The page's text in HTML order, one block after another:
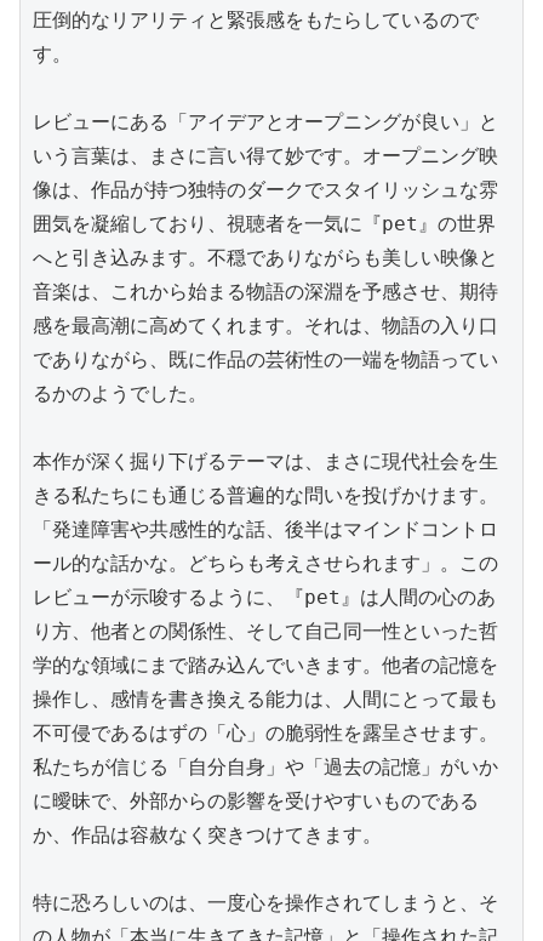
圧倒的なリアリティと緊張感をもたらしているので
す。
レビューにある「アイデアとオープニングが良い」と
いう言葉は、まさに言い得て妙です。オープニング映
像は、作品が持つ独特のダークでスタイリッシュな雰
囲気を凝縮しており、視聴者を一気に『pet』の世界
へと引き込みます。不穏でありながらも美しい映像と
音楽は、これから始まる物語の深淵を予感させ、期待
感を最高潮に高めてくれます。それは、物語の入り口
でありながら、既に作品の芸術性の一端を物語ってい
るかのようでした。
本作が深く掘り下げるテーマは、まさに現代社会を生
きる私たちにも通じる普遍的な問いを投げかけます。
「発達障害や共感性的な話、後半はマインドコントロ
ール的な話かな。どちらも考えさせられます」。この
レビューが示唆するように、『pet』は人間の心のあ
り方、他者との関係性、そして自己同一性といった哲
学的な領域にまで踏み込んでいきます。他者の記憶を
操作し、感情を書き換える能力は、人間にとって最も
不可侵であるはずの「心」の脆弱性を露呈させます。
私たちが信じる「自分自身」や「過去の記憶」がいか
に曖昧で、外部からの影響を受けやすいものである
か、作品は容赦なく突きつけてきます。
特に恐ろしいのは、一度心を操作されてしまうと、そ